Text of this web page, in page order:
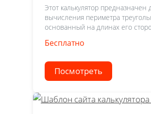
Этот калькулятор предназначен
вычисления периметра
основанный на длинах его
Бесплатно
Посмотреть